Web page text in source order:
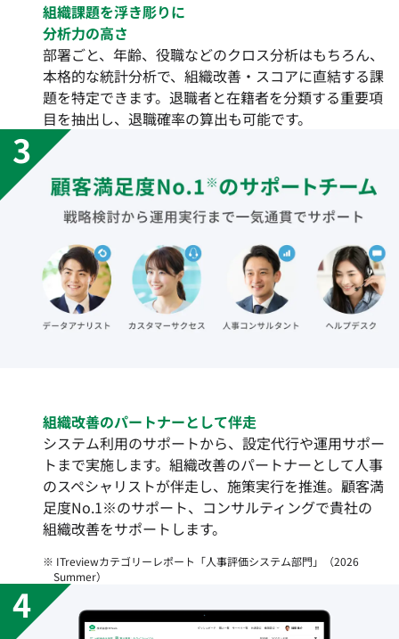
組織課題を浮き彫りに
分析力の高さ
部署ごと、年齢、役職などのクロス分析はもちろん、
本格的な統計分析で、組織改善・スコアに直結する課
題を特定できます。退職者と在籍者を分類する重要項
目を抽出し、退職確率の算出も可能です。
組織改善のパートナーとして伴走
システム利用のサポートから、設定代行や運用サポー
トまで実施します。組織改善のパートナーとして人事
のスペシャリストが伴走し、施策実行を推進。顧客満
足度No.1※のサポート、コンサルティングで貴社の
組織改善をサポートします。
※ ITreviewカテゴリーレポート「人事評価システム部門」（2026
Summer）